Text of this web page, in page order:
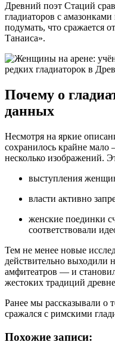
Древний поэт Стаций
гладиаторов с
подумать, что сражается
Танаиса».
Почему о
данных
Несмотря на яркие
сохранилось крайне мало
несколько изображений.
выступления
власти активно
женские поединки
соответствовали
Тем не менее новые
действительно выходили
амфитеатров — и
жестоких традиций
Ранее мы рассказывали о
сражался с римскими
Похожие записи: